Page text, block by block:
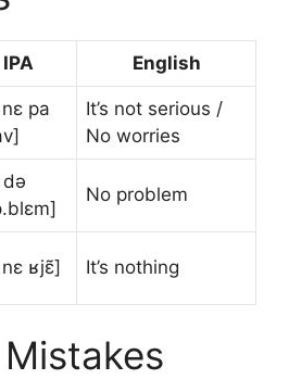
IPA English
pa
It’s not serious /
No worries
No problem
ʁjɛ̃] It’s nothing